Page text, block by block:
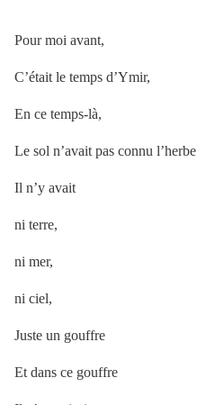
Pour moi avant,
C’était le temps d’Ymir,
En ce temps-là,
Le sol n’avait pas connu l’herbe
Il n’y avait
ni terre,
ni mer,
ni ciel,
Juste un gouffre
Et dans ce gouffre